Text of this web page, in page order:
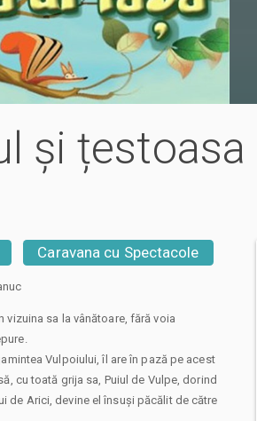
și țestoasa
Caravana cu Spectacole
vizuina sa la vânătoare, fără voia
Vulpoiului, îl are în pază pe acest
cu toată grija sa, Puiul de Vulpe, dorind
de Arici, devine el însuși păcălit de către